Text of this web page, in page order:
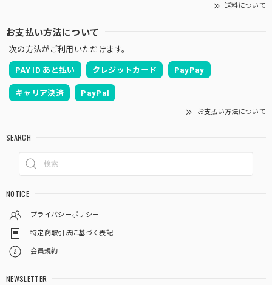
送料について
お支払い方法について
次の方法がご利用いただけます。
PAY ID あと払い クレジットカード PayPay
キャリア決済 PayPal
お支払い方法について
SEARCH
NOTICE
プライバシーポリシー
特定商取引法に基づく表記
会員規約
NEWSLETTER